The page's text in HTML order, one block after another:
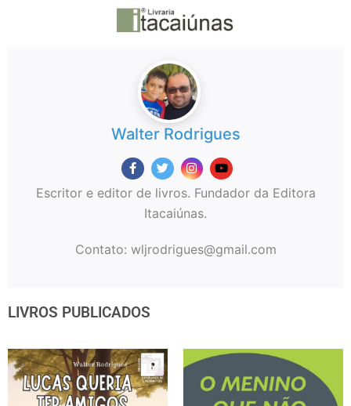
Walter Rodrigues
Escritor e editor de livros. Fundador da Editora
Itacaiúnas.
Contato: wljrodrigues@gmail.com
LIVROS PUBLICADOS